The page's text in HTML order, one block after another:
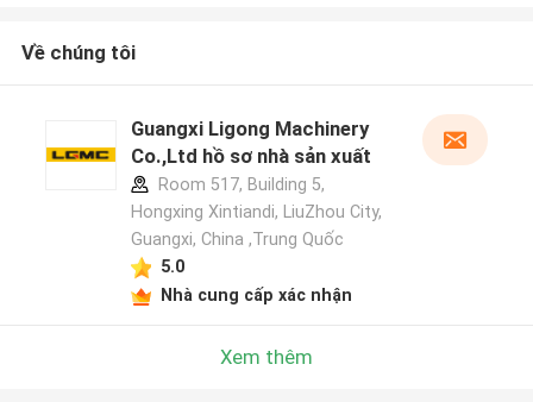
Về chúng tôi
Guangxi Ligong Machinery
Co.,Ltd hồ sơ nhà sản xuất
Room 517, Building 5,
Hongxing Xintiandi, LiuZhou City,
Guangxi, China ,Trung Quốc
5.0
Nhà cung cấp xác nhận
Xem thêm